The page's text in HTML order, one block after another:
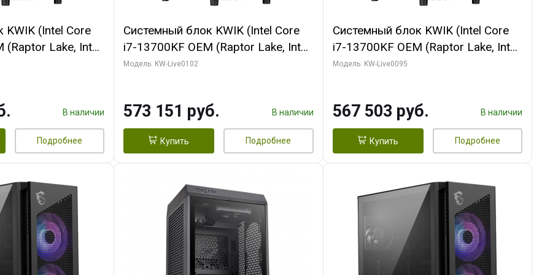
KWIK (Intel Core
(Raptor Lake, Intel
64 ГБ ОЗУ (2
В наличии
Подробнее
Системный блок KWIK (Intel Core
i7-13700KF OEM (Raptor Lake, Intel
7, C16 8EC/8PC/ 32 ГБ ОЗУ (2
Turbo/ 960 ГБ SSD)
Модель: KW-Live0102
573 151 руб. В наличии
Купить Подробнее
Системный блок KWIK (Intel Core
i7-13700KF OEM (Raptor Lake, Intel
7, C16 8EC/8PC/ 32 ГБ ОЗУ (2
Turbo/ 512 ГБ SSD)
Модель: KW-Live0095
567 503 руб. В наличии
Купить Подробнее